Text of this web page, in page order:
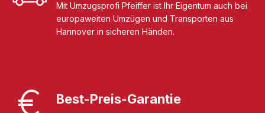
Mit Umzugsprofi Pfeiffer ist Ihr Eigentum auch bei
europaweiten Umzügen und Transporten aus
Hannover in sicheren Händen.
Best-Preis-Garantie